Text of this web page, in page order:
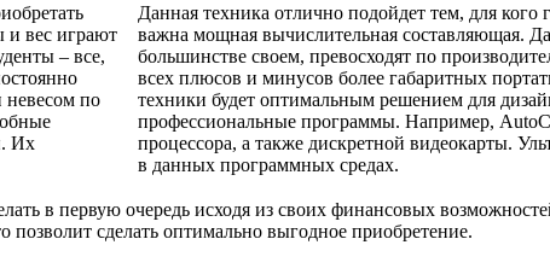
и вес играют
– все,
невесом по
Их
Данная техника отлично подойдет тем, для
важна мощная вычислительная составляющая.
большинстве своем, превосходят по
всех плюсов и минусов более габаритных
техники будет оптимальным решением для
профессиональные программы. Например,
процессора, а также дискретной видеокарты.
в данных программных средах.
в первую очередь исходя из своих финансовых
сделать оптимально выгодное приобретение.